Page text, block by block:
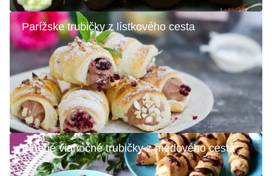
Parížske trubičky z lístkového cesta
Plnené vianočné trubičky z medového cesta